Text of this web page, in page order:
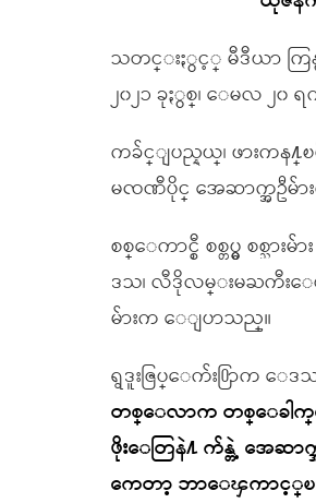
သတင္းႏွင့္ မီဒီယာ ကြန္
၂၀၂၁ ခုႏွစ္၊ ေမလ ၂၀ ရ
ကခ်င္ျပည္နယ္၊ ဖားက
မၸဏီပိုင္ အေဆာက္အဦမ်ာ
စစ္ေကာင္စီ စစ္တပ္မွ စ
ဒသ၊ လီဒိုလမ္းမႀကီးေ
မ်ားက ေျပာသည္။
ရွဒူးဇြပ္ေက်း႐ြာက ေ
တစ္ေလာက တစ္ေခါက္ေ
ဖိုးေတြနဲ႔ က်န္တဲ့ အေဆ
ကေတာ့ ဘာေၾကာင့္ၿ